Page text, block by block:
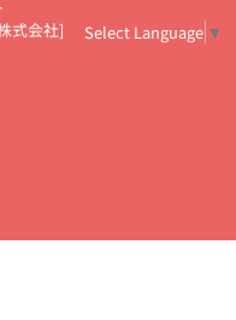
るお祝い花の正解は？
）
花
テクニック
花美人5人の「
式会社] Select Language ▼